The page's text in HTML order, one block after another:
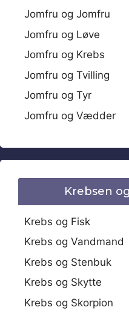
Jomfru og Jomfru
Jomfru og Løve
Jomfru og Krebs
Jomfru og Tvilling
Jomfru og Tyr
Jomfru og Vædder
Krebsen
Krebs og Fisk
Krebs og Vandmand
Krebs og Stenbuk
Krebs og Skytte
Krebs og Skorpion